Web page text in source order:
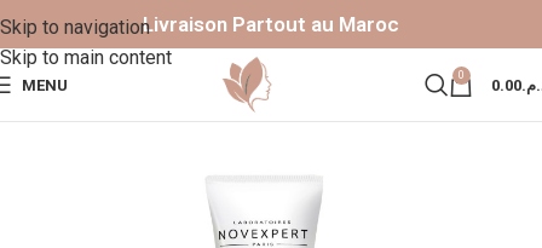
Skip to navigation
Skip to main content
Livraison Partout au Maroc
MENU
0
0.00